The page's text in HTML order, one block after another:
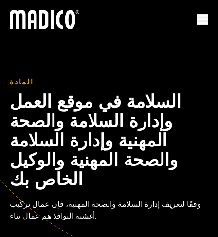
ماديكو
المادة
السلامة في موقع العمل
وإدارة السلامة والصحة
المهنية وإدارة السلامة
والصحة المهنية والوكيل
الخاص بك
وفقًا لتعريف إدارة السلامة والصحة المهنية، فإن عمال تركيب
أغشية النوافذ هم عمال بناء.